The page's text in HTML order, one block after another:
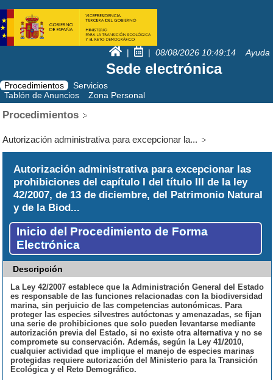
| | 08/08/2026 10:49:14 Ayuda
Sede electrónica
Procedimientos
Servicios
Tablón de Anuncios
Zona Personal
Procedimientos
Autorización administrativa para excepcionar la...
Autorización administrativa para excepcionar las
prohibiciones del capítulo I del título III de la ley
42/2007, de 13 de diciembre, del Patrimonio Natural
y de la Biod...
Inicio del Procedimiento de Forma
Electrónica
Descripción
La Ley 42/2007 establece que la Administración General del Estado
es responsable de las funciones relacionadas con la biodiversidad
marina, sin perjuicio de las competencias autonómicas. Para
proteger las especies silvestres autóctonas y amenazadas, se fijan
una serie de prohibiciones que solo pueden levantarse mediante
autorización previa del Estado, si no existe otra alternativa y no se
compromete su conservación. Además, según la Ley 41/2010,
cualquier actividad que implique el manejo de especies marinas
protegidas requiere autorización del Ministerio para la Transición
Ecológica y el Reto Demográfico.